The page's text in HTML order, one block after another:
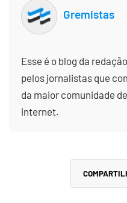
Gremistas
Esse é o blog da
pelos jornalistas que
da maior comunidade
internet.